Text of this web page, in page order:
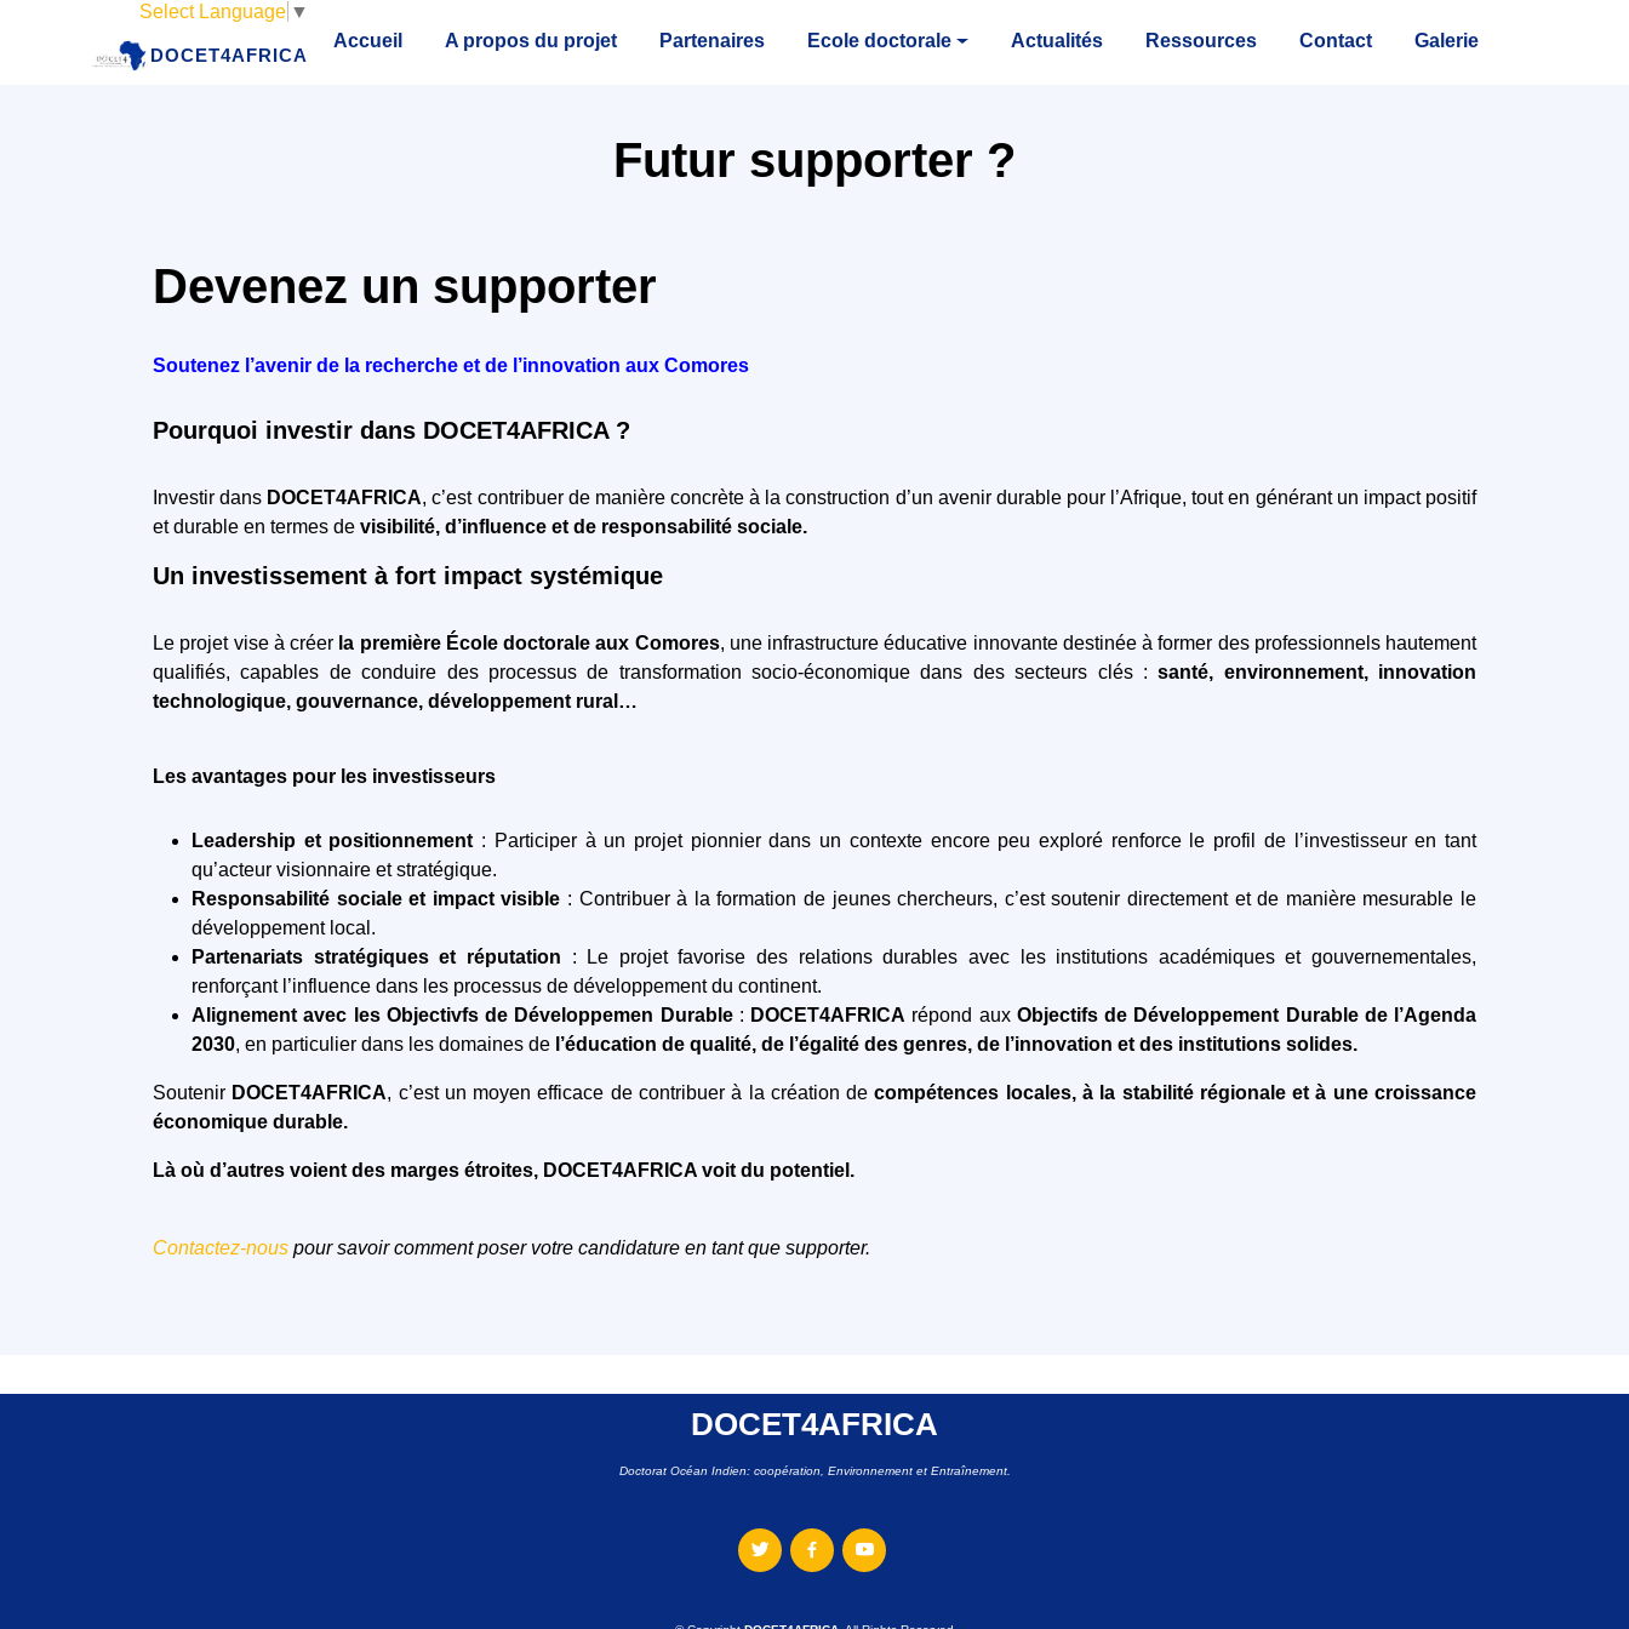
Select Language ▼
DOCET4AFRICA
Accueil A propos du projet Partenaires Ecole doctorale Actualités Ressources Contact Galerie
Futur supporter ?
Devenez un supporter
Soutenez l’avenir de la recherche et de l’innovation aux Comores
Pourquoi investir dans DOCET4AFRICA ?
Investir dans DOCET4AFRICA, c’est contribuer de manière concrète à la construction d’un avenir durable pour l’Afrique, tout en générant un impact positif
et durable en termes de visibilité, d’influence et de responsabilité sociale.
Un investissement à fort impact systémique
Le projet vise à créer la première École doctorale aux Comores, une infrastructure éducative innovante destinée à former des professionnels hautement
qualifiés, capables de conduire des processus de transformation socio-économique dans des secteurs clés :santé, environnement, innovation
technologique, gouvernance, développement rural…
Les avantages pour les investisseurs
Leadership et positionnement : Participer à un projet pionnier dans un contexte encore peu exploré renforce le profil de l’investisseur en tant
qu’acteur visionnaire et stratégique.
Responsabilité sociale et impact visible : Contribuer à la formation de jeunes chercheurs, c’est soutenir directement et de manière mesurable le
développement local.
Partenariats stratégiques et réputation : Le projet favorise des relations durables avec les institutions académiques et gouvernementales,
renforçant l’influence dans les processus de développement du continent.
Alignement avec les Objectivfs de Développemen Durable: DOCET4AFRICA répond aux Objectifs de Développement Durable de l’Agenda
2030, en particulier dans les domaines de l’éducation de qualité, de l’égalité des genres, de l’innovation et des institutions solides.
Soutenir DOCET4AFRICA, c’est un moyen efficace de contribuer à la création decompétences locales, à la stabilité régionale et à une croissance
économique durable.
Là où d’autres voient des marges étroites, DOCET4AFRICA voit du potentiel.
Contactez-nous pour savoir comment poser votre candidature en tant que supporter.
DOCET4AFRICA
Doctorat Océan Indien: coopération, Environnement et Entraînement.